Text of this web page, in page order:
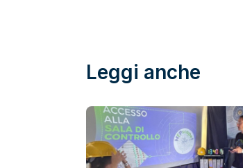
Leggi anche